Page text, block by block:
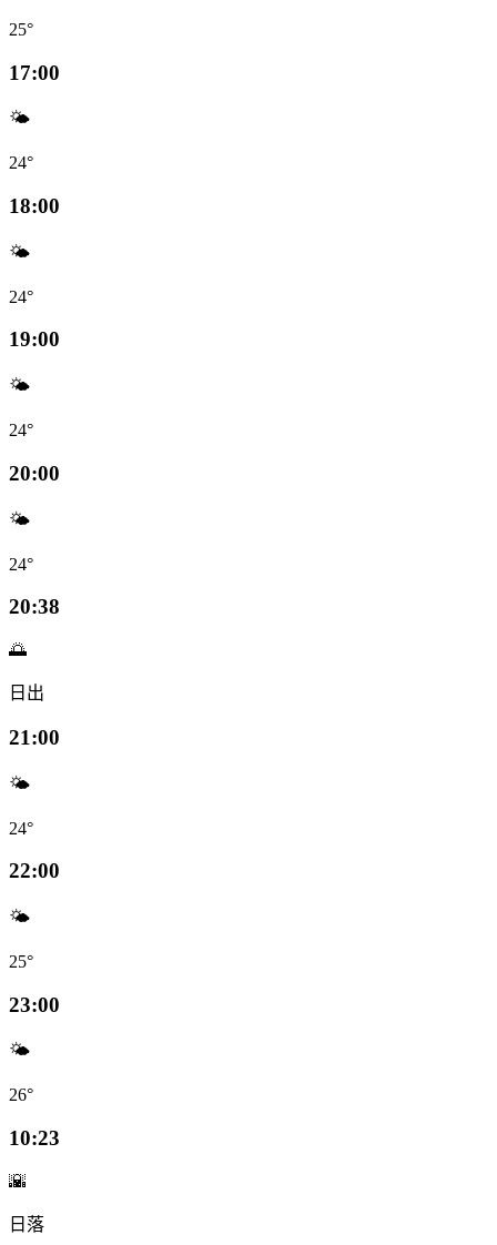
25°
17:00
🌤️
24°
18:00
🌤️
24°
19:00
🌤️
24°
20:00
🌤️
24°
20:38
🌅
日出
21:00
🌤️
24°
22:00
🌤️
25°
23:00
🌤️
26°
10:23
🌇
日落